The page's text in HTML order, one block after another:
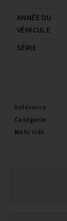
ANNÉE DU
VÉHICULE
SÉRIE
Référence
Catégorie
Mots clés